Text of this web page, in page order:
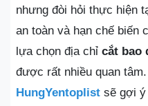
nhưng đòi hỏi thực hiện
an toàn và hạn chế biến
lựa chọn địa chỉ cắt bao
được rất nhiều quan
HungYentoplist sẽ gợi ý